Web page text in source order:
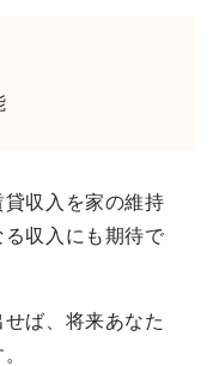
収入を家の維持
収入にも期待で
ば、将来あなた